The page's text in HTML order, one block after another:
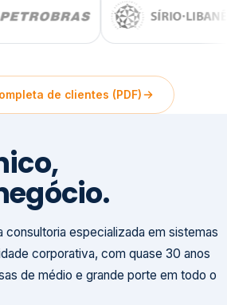
de clientes (PDF)
consultoria especializada em sistemas
corporativa, com quase 30 anos
de médio e grande porte em todo o